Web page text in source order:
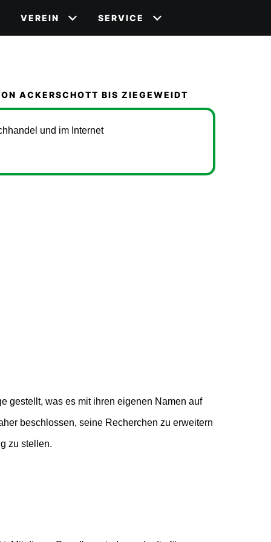
VEREIN SERVICE
ACKERSCHOTT BIS ZIEGEWEIDT
und im Internet
zu stellen.